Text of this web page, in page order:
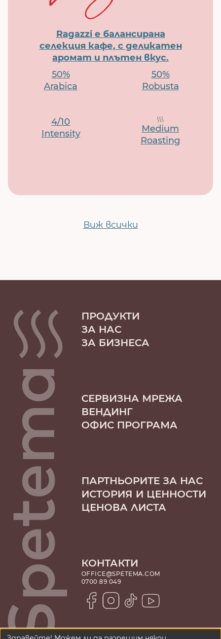
Ragazzi е балансирана
селекция кафе, с деликатен
аромат и плътен вкус.
50%
Arabica
50%
Robusta
4/10
Intensity
Medium
Roasting
Виж всички
ПРОДУКТИ
ЗА НАС
ЗА БИЗНЕСА
СЕРВИЗНА МРЕЖА
ВЕНДИНГ
ОФИС ПРОГРАМА
ПАРТНЬОРИТЕ ЗА НАС
ИСТОРИЯ И ЦЕННОСТИ
ЦЕНОВА ЛИСТА
КОНТАКТИ
OFFICE@SPETEMA.COM
0700 89 049